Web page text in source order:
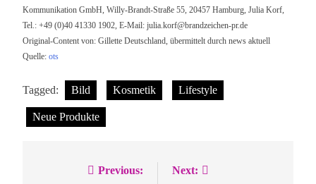
Kommunikation GmbH, Willy-Brandt-Straße 55, 20457 Hamburg, Julia Korf,
Tel.: +49 (0)40 41330 1902, E-Mail: julia.korf@brandzeichen-pr.de
Original-Content von: Gillette Deutschland, übermittelt durch news aktuell
Quelle: ots
Tagged: Bild Kosmetik Lifestyle
Neue Produkte
Beitragsnavigation
Previous: Next: